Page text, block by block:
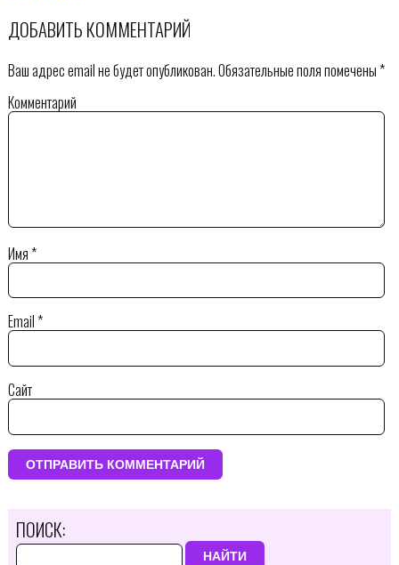
ДОБАВИТЬ КОММЕНТАРИЙ
Ваш адрес email не будет опубликован.Обязательные поля помечены*
Комментарий
Имя*
Email*
Сайт
ПОИСК:
НАЙТИ